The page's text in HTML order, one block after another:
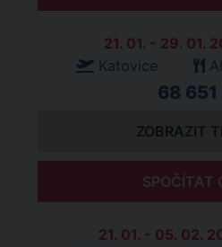
21. 01. - 29. 01.
Katovice
68 651
ZOBRAZIT
SPOČÍTAT
21. 01. - 05. 02.